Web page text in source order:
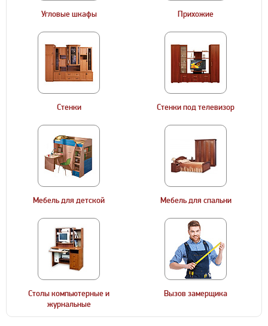
Угловые шкафы Прихожие
Стенки Стенки под телевизор
Мебель для детской Мебель для спальни
Столы компьютерные и
журнальные
Вызов замерщика